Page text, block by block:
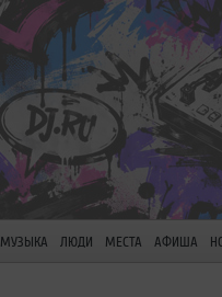
МУЗЫКА ЛЮДИ МЕСТА АФИША